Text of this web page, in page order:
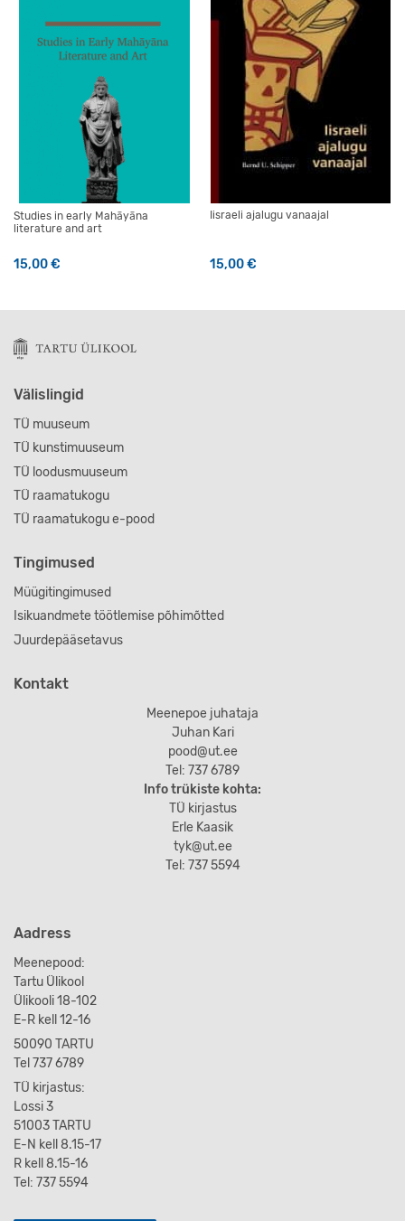
Studies in early Mahāyāna
literature and art
15,00€
Iisraeli ajalugu vanaajal
15,00€
Välislingid
TÜ muuseum
TÜ kunstimuuseum
TÜ loodusmuuseum
TÜ raamatukogu
TÜ raamatukogu e-pood
Tingimused
Müügitingimused
Isikuandmete töötlemise põhimõtted
Juurdepääsetavus
Kontakt
Meenepoe juhataja
Juhan Kari
pood@ut.ee
Tel: 737 6789
Info trükiste kohta:
TÜ kirjastus
Erle Kaasik
tyk@ut.ee
Tel: 737 5594
Aadress
Meenepood:
Tartu Ülikool
Ülikooli 18-102
E-R kell 12-16
50090 TARTU
Tel 737 6789
TÜ kirjastus:
Lossi 3
51003 TARTU
E-N kell 8.15-17
R kell 8.15-16
Tel: 737 5594